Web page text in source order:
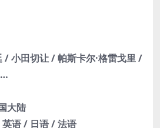
小田切让 / 帕斯卡尔·格雷戈里 /
…
大陆
语 / 日语 / 法语